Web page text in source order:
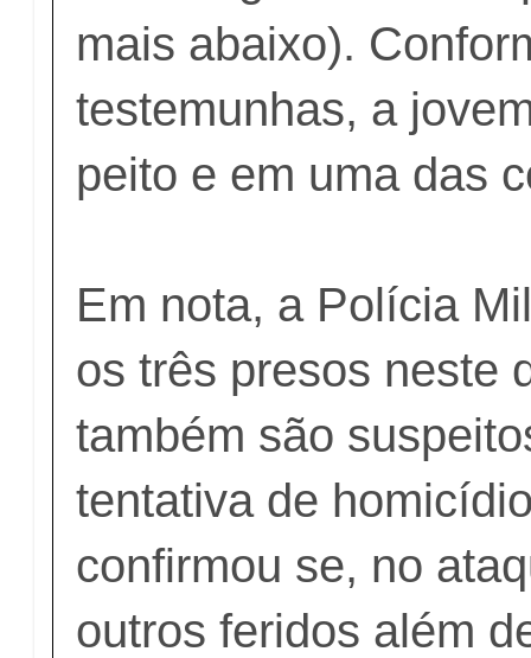
mais abaixo).
testemunhas, a
peito e em uma das
Em nota, a Polícia
os três presos neste
também são
tentativa de
confirmou se, no
outros feridos além